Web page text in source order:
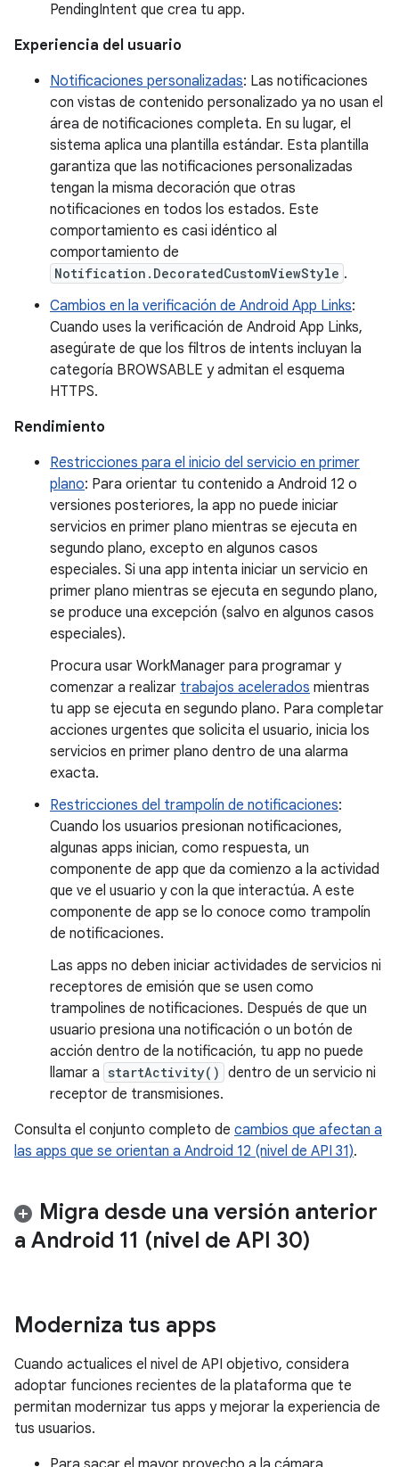
PendingIntent que crea tu app.
Experiencia del usuario
Notificaciones personalizadas: Las notificaciones
con vistas de contenido personalizado ya no usan el
área de notificaciones completa. En su lugar, el
sistema aplica una plantilla estándar. Esta plantilla
garantiza que las notificaciones personalizadas
tengan la misma decoración que otras
notificaciones en todos los estados. Este
comportamiento es casi idéntico al
comportamiento de
Notification.DecoratedCustomViewStyle .
Cambios en la verificación de Android App Links:
Cuando uses la verificación de Android App Links,
asegúrate de que los filtros de intents incluyan la
categoría BROWSABLE y admitan el esquema
HTTPS.
Rendimiento
Restricciones para el inicio del servicio en primer
plano: Para orientar tu contenido a Android 12 o
versiones posteriores, la app no puede iniciar
servicios en primer plano mientras se ejecuta en
segundo plano, excepto en algunos casos
especiales. Si una app intenta iniciar un servicio en
primer plano mientras se ejecuta en segundo plano,
se produce una excepción (salvo en algunos casos
especiales).
Procura usar WorkManager para programar y
comenzar a realizar trabajos acelerados mientras
tu app se ejecuta en segundo plano. Para completar
acciones urgentes que solicita el usuario, inicia los
servicios en primer plano dentro de una alarma
exacta.
Restricciones del trampolín de notificaciones:
Cuando los usuarios presionan notificaciones,
algunas apps inician, como respuesta, un
componente de app que da comienzo a la actividad
que ve el usuario y con la que interactúa. A este
componente de app se lo conoce como trampolín
de notificaciones.
Las apps no deben iniciar actividades de servicios ni
receptores de emisión que se usen como
trampolines de notificaciones. Después de que un
usuario presiona una notificación o un botón de
acción dentro de la notificación, tu app no puede
llamar a startActivity() dentro de un servicio ni
receptor de transmisiones.
Consulta el conjunto completo de cambios que afectan a
las apps que se orientan a Android 12 (nivel de API 31).
Migra desde una versión anterior
a Android 11 (nivel de API 30)
Moderniza tus apps
Cuando actualices el nivel de API objetivo, considera
adoptar funciones recientes de la plataforma que te
permitan modernizar tus apps y mejorar la experiencia de
tus usuarios.